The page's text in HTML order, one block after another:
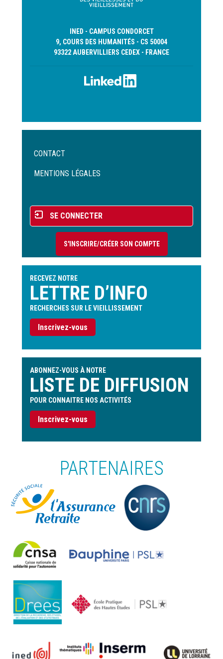
INED - CAMPUS CONDORCET
9, COURS DES HUMANITÉS - CS 50004
93322 AUBERVILLIERS CEDEX - FRANCE
Menu
de
CONTACT
MENTIONS LÉGALES
Menu
du
compte
l'utilisateur
SE CONNECTER
S'INSCRIRE/CRÉER SON COMPTE
RECEVEZ NOTRE
LETTRE D’INFO
RECHERCHES SUR LE VIEILLISSEMENT
Inscrivez-vous
ABONNEZ-VOUS À NOTRE
LISTE DE DIFFUSION
POUR CONNAITRE NOS ACTIVITÉS
Inscrivez-vous
PARTENAIRES